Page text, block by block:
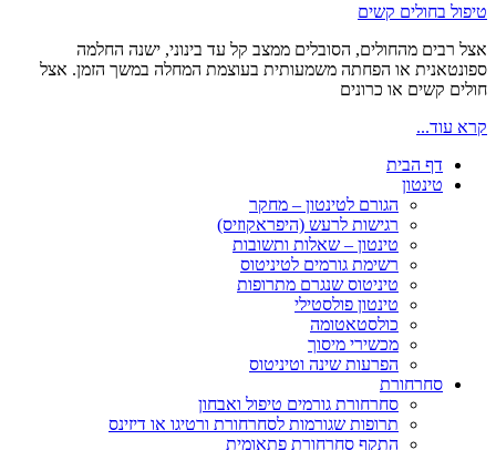
טיפול בחולים קשים
אצל רבים מהחולים, הסובלים ממצב קל עד בינוני, ישנה החלמה
ספונטאנית או הפחתה משמעותית בעוצמת המחלה במשך הזמן. אצל
חולים קשים או כרונים
קרא עוד...
דף הבית
טינטון
הגורם לטינטון – מחקר
רגישות לרעש (היפראקוזיס)
טינטון – שאלות ותשובות
רשימת גורמים לטיניטוס
טיניטוס שנגרם מתרופות
טינטון פולסטילי
כולסטאטומה
מכשירי מיסוך
הפרעות שינה וטיניטוס
סחרחורת
סחרחורת גורמים טיפול ואבחון
תרופות שגורמות לסחרחורת ורטיגו או דיזינס
התקף סחרחורת פתאומית